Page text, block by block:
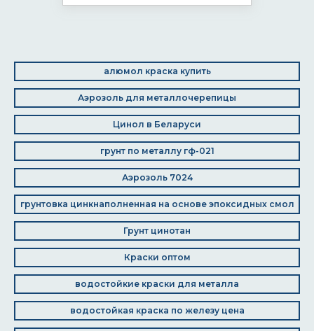
алюмол краска купить
Аэрозоль для металлочерепицы
Цинол в Беларуси
грунт по металлу гф-021
Аэрозоль 7024
грунтовка цинкнаполненная на основе эпоксидных смол
Грунт цинотан
Краски оптом
водостойкие краски для металла
водостойкая краска по железу цена